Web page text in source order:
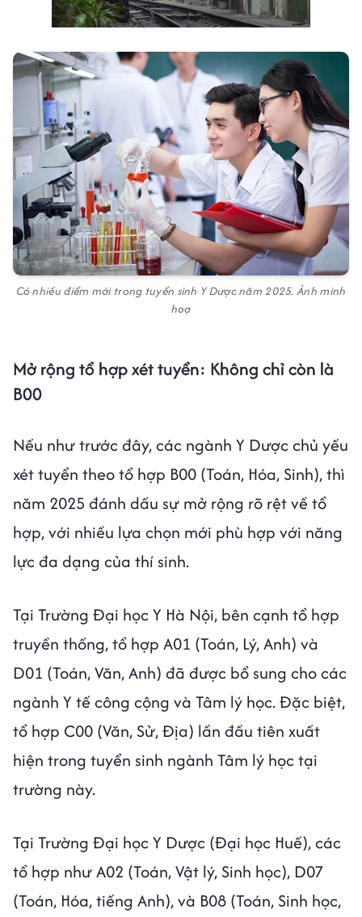
Có nhiều điểm mới trong tuyển sinh Y Dược năm 2025. Ảnh minh
hoạ
Mở rộng tổ hợp xét tuyển: Không chỉ còn là
B00
Nếu như trước đây, các ngành Y Dược chủ yếu
xét tuyển theo tổ hợp B00 (Toán, Hóa, Sinh), thì
năm 2025 đánh dấu sự mở rộng rõ rệt về tổ
hợp, với nhiều lựa chọn mới phù hợp với năng
lực đa dạng của thí sinh.
Tại Trường Đại học Y Hà Nội, bên cạnh tổ hợp
truyền thống, tổ hợp A01 (Toán, Lý, Anh) và
D01 (Toán, Văn, Anh) đã được bổ sung cho các
ngành Y tế công cộng và Tâm lý học. Đặc biệt,
tổ hợp C00 (Văn, Sử, Địa) lần đầu tiên xuất
hiện trong tuyển sinh ngành Tâm lý học tại
trường này.
Tại Trường Đại học Y Dược (Đại học Huế), các
tổ hợp như A02 (Toán, Vật lý, Sinh học), D07
(Toán, Hóa, tiếng Anh), và B08 (Toán, Sinh học,